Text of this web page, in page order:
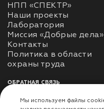
НПП «СПЕКТР»
Наши проекты
Лаборатория
Миссия «Добрые дела»
Контакты
Политика в области
ОБРАТНАЯ СВЯЗЬ